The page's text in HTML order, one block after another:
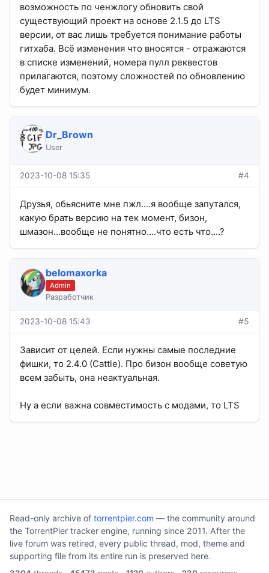
возможность по ченжлогу обновить свой
существующий проект на основе 2.1.5 до LTS
версии, от вас лишь требуется понимание работы
гитхаба. Всё изменения что вносятся - отражаются
в списке изменений, номера пулл реквестов
прилагаются, поэтому сложностей по обновлению
будет минимум.
Dr_Brown
User
2023-10-08 15:35 #4
Друзья, обьясните мне пжл....я вообще запутался,
какую брать версию на тек момент, бизон,
шмазон...вообще не понятно....что есть что....?
belomaxorka
Admin
Разработчик
2023-10-08 15:43 #5
Зависит от целей. Если нужны самые последние
фишки, то 2.4.0 (Cattle). Про бизон вообще советую
всем забыть, она неактуальная.
Ну а если важна совместимость с модами, то LTS
Read-only archive of torrentpier.com — the community around
the TorrentPier tracker engine, running since 2011. After the
live forum was retired, every public thread, mod, theme and
supporting file from its entire run is preserved here.